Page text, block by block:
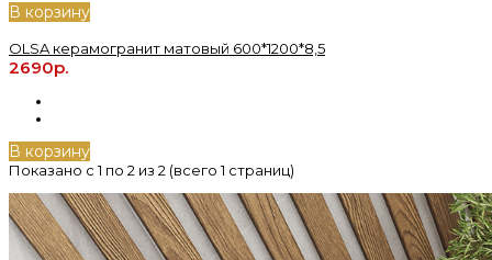
В корзину
OLSA керамогранит матовый 600*1200*8,5
2690р.
В корзину
Показано с 1 по 2 из 2 (всего 1 страниц)